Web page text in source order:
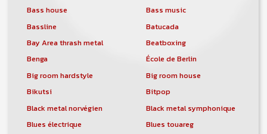
Bass house
Bass music
Bassline
Batucada
Bay Area thrash metal
Beatboxing
Benga
École de Berlin
Big room hardstyle
Big room house
Bikutsi
Bitpop
Black metal norvégien
Black metal symphonique
Blues électrique
Blues touareg